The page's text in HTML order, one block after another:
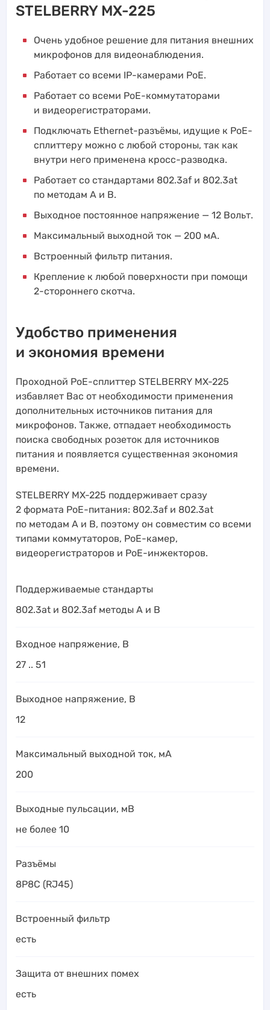
STELBERRY MX-225
Очень удобное решение для питания внешних
микрофонов для видеонаблюдения.
Работает со всеми IP-камерами PoE.
Работает со всеми PoE-коммутаторами
и видеорегистраторами.
Подключать Ethernet-разъёмы, идущие к PoE-
сплиттеру можно с любой стороны, так как
внутри него применена кросс-разводка.
Работает со стандартами 802.3af и 802.3at
по методам A и B.
Выходное постоянное напряжение — 12 Вольт.
Максимальный выходной ток — 200 мА.
Встроенный фильтр питания.
Крепление к любой поверхности при помощи
2-стороннего скотча.
Удобство применения
и экономия времени
Проходной PoE-сплиттер STELBERRY MX-225
избавляет Вас от необходимости применения
дополнительных источников питания для
микрофонов. Также, отпадает необходимость
поиска свободных розеток для источников
питания и появляется существенная экономия
времени.
STELBERRY MX-225 поддерживает сразу
2 формата PoE-питания: 802.3af и 802.3at
по методам A и B, поэтому он совместим со всеми
типами коммутаторов, PoE-камер,
видеорегистраторов и PoE-инжекторов.
Поддерживаемые стандарты
802.3at и 802.3af методы А и B
Входное напряжение, В
27 .. 51
Выходное напряжение, В
12
Максимальный выходной ток, мА
200
Выходные пульсации, мВ
не более 10
Разъёмы
8P8C (RJ45)
Встроенный фильтр
есть
Защита от внешних помех
есть